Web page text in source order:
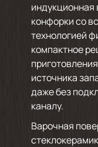
индукционная
конфорки со
технологией
компактное
источника
даже без
каналу.
Варочная